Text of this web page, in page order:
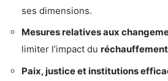
ses dimensions.
Mesures relatives aux
limiter l’impact du
Paix, justice et institutions